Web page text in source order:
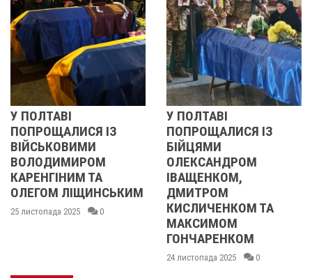
ІЗ
ТА
ЛІЩИНСЬКИМ
2025 0
У ПОЛТАВІ
ПОПРОЩАЛИСЯ ІЗ
ОЛЕКСАНДРОМ
ІВАЩЕНКОМ,
ДМИТРОМ
КИСЛИЧЕНКОМ ТА
МАКСИМОМ
ГОНЧАРЕНКОМ
24 листопада 2025 0
2013